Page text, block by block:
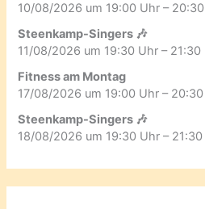
10/08/2026 um 19:00 Uhr – 20:30
Steenkamp-Singers 🎶
11/08/2026 um 19:30 Uhr – 21:30
Fitness am Montag
17/08/2026 um 19:00 Uhr – 20:30
Steenkamp-Singers 🎶
18/08/2026 um 19:30 Uhr – 21:30